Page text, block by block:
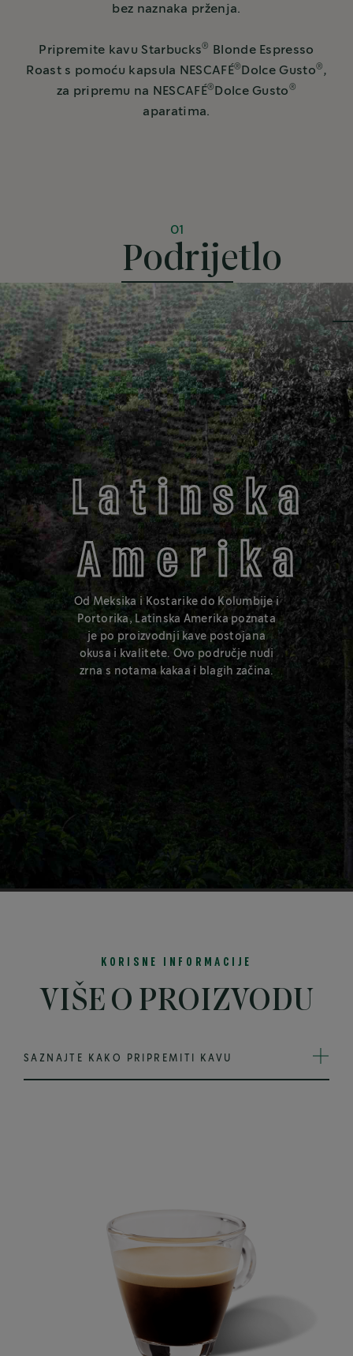
bez naznaka prženja.
Pripremite kavu Starbucks®
Blonde Espresso
Roast s pomoću kapsula NESCAFÉ® Dolce Gusto® ,
za pripremu na NESCAFÉ® Dolce Gusto ®
aparatima.
01
Podrijetlo
Latinska
Amerika
Od Meksika i Kostarike do Kolumbije i
Portorika, Latinska Amerika poznata
je po proizvodnji kave postojana
okusa i kvalitete. Ovo područje nudi
zrna s notama kakaa i blagih začina.
BLAGE I SLATKE NOTE
BLONDE
Najblaže u spektru prženja, pržene mješavine Starbucks
Blonde
Roast imaju laganiju teksturu i blagog su okusa.
Saznajte više
KORISNE INFORMACIJE
VIŠE O PROIZVODU
SAZNAJTE KAKO PRIPREMITI KAVU